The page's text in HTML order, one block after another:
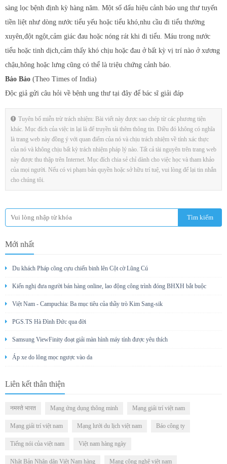
sàng lọc bệnh định kỳ hàng năm. Một số dấu hiệu cảnh báo ung thư tuyến
tiền liệt như dòng nước tiểu yếu hoặc tiểu khó,nhu cầu đi tiểu thường
xuyên,đột ngột,cảm giác đau hoặc nóng rát khi đi tiểu. Máu trong nước
tiểu hoặc tinh dịch,cảm thấy khó chịu hoặc đau ở bất kỳ vị trí nào ở xương
chậu,hông hoặc lưng cũng có thể là triệu chứng cảnh báo.
Bảo Bảo (Theo Times of India)
Độc giả gửi câu hỏi về bệnh ung thư tại đây để bác sĩ giải đáp
Tuyên bố miễn trừ trách nhiệm: Bài viết này được sao chép từ các phương tiện
khác. Mục đích của việc in lại là để truyền tải thêm thông tin. Điều đó không có nghĩa
là trang web này đồng ý với quan điểm của nó và chịu trách nhiệm về tính xác thực
của nó và không chịu bất kỳ trách nhiệm pháp lý nào. Tất cả tài nguyên trên trang web
này được thu thập trên Internet. Mục đích chia sẻ chỉ dành cho việc học và tham khảo
của mọi người. Nếu có vi phạm bản quyền hoặc sở hữu trí tuệ, vui lòng để lại tin nhắn
cho chúng tôi.
Mới nhất
Du khách Pháp cõng cựu chiến binh lên Cột cờ Lũng Cú
Kiến nghị đưa người bán hàng online, lao động công trình đóng BHXH bắt buộc
Việt Nam - Campuchia: Ba mục tiêu của thầy trò Kim Sang-sik
PGS.TS Hà Đình Đức qua đời
Samsung ViewFinity đoạt giải màn hình máy tính được yêu thích
Áp xe do lông mọc ngược vào da
Liên kết thân thiện
नमस्ते भारत Mạng ứng dụng thông minh Mạng giải trí việt nam
Mạng giải trí việt nam Mạng lưới du lịch việt nam Báo công ty
Tiếng nói của việt nam Việt nam hàng ngày
Nhật Bản Nhân dân Việt Nam hàng Mạng công nghệ việt nam